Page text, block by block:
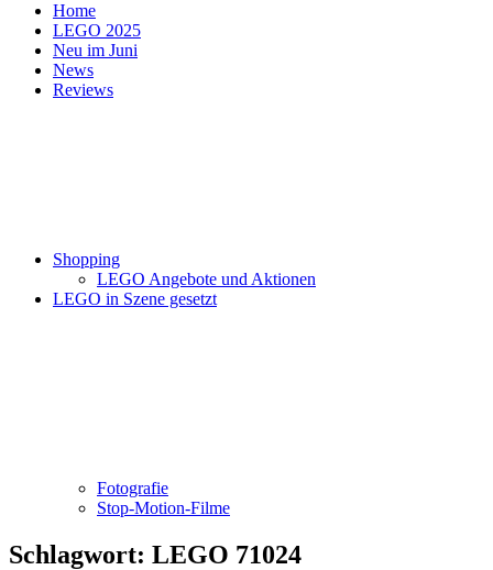
Home
LEGO 2025
Neu im Juni
News
Reviews
Shopping
LEGO Angebote und Aktionen
LEGO in Szene gesetzt
Fotografie
Stop-Motion-Filme
Schlagwort: LEGO 71024